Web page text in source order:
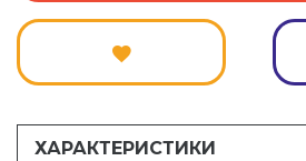
ХАРАКТЕРИСТИКИ